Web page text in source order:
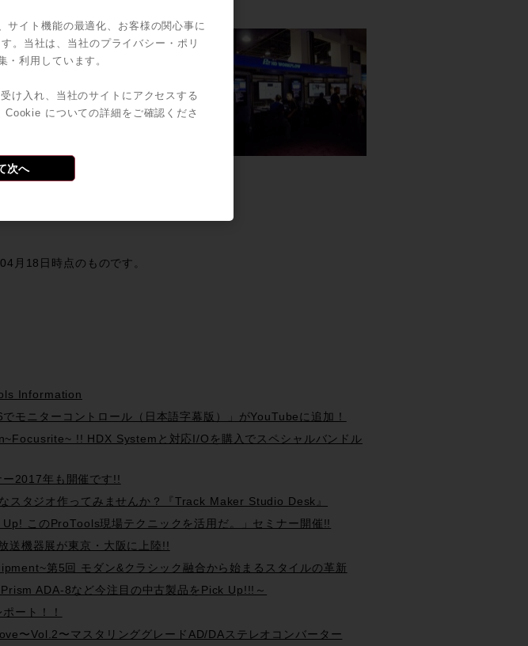
月18日時点のものです。
Information
ニターコントロール（日本語字幕版）」がYouTubeに追加！
!! HDX Systemと対応I/Oを購入でスペシャルバンドル
2017年も開催です!!
タジオ作ってみませんか？『Track Maker Studio Desk』
このProTools現場テクニックを活用だ。」セミナー開催!!
機器展が東京・大阪に上陸!!
第5回 モダン&クラシック融合から始まるスタイルの革新
ADA-8など今注目の中古製品をPick Up!!!～
ート！！
〜Vol.2〜マスタリンググレードAD/DAステレオコンバーター
イト機能の最適化、お客様の関心事に
。当社は、当社のプライバシー・ポリ
利用しています。
け入れ、当社のサイトにアクセスする
Cookie についての詳細をご確認くださ
次へ